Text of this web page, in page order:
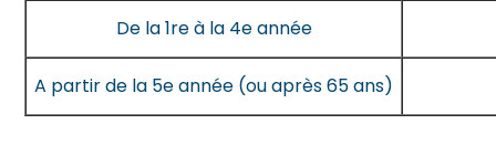
De la 1re à la 4e année
A partir de la 5e année (ou après 65 ans)